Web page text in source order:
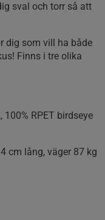
sval och torr så att
dig som vill ha både
Finns i tre olika
100% RPET birdseye
cm lång, väger 87 kg